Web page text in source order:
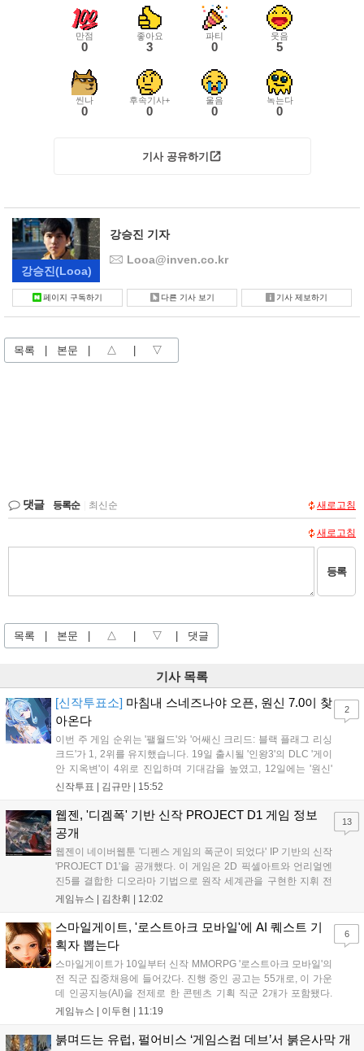
만점
0
좋아요
3
파티
0
웃음
5
씬나
0
후속기사+
0
울음
0
녹는다
0
기사 공유하기
강승진(Looa)
강승진 기자
Looa@inven.co.kr
페이지 구독하기 다른 기사 보기 기사 제보하기
목록 본문 △ ▽
댓글 등록순 최신순 새로고침
새로고침
등록
목록 본문 △ ▽ 댓글
기사 목록
[신작투표소] 마침내 스네즈나야 오픈, 원신 7.0이 찾
아온다
이번 주 게임 순위는 '팰월드'와 '어쌔신 크리드: 블랙 플래그 리싱
크드'가 1, 2위를 유지했습니다. 19일 출시될 '인왕3'의 DLC '게이
안 지옥변'이 4위로 진입하며 기대감을 높였고, 12일에는 '원신'
7.0 업데이트 '신이 사랑하지 않은 설국'이 적용되어 스네즈나야
14일부터 16일까지는 부산 벡스코에서 'BIC 페스티벌 2026' 오프
라인 행사가 개최될 예정입니다....
신작투표 | 김규만 15:52
2
웹젠, '디겜폭' 기반 신작 PROJECT D1 게임 정보
공개
웹젠이 네이버웹툰 '디펜스 게임의 폭군이 되었다' IP 기반의 신작
'PROJECT D1'을 공개했다. 이 게임은 2D 픽셀아트와 언리얼엔
진5를 결합한 디오라마 기법으로 원작 세계관을 구현한 지휘 전
략 RPG다. 탐사와 방어전, 영지 경영 등 핵심 콘텐츠를 담았으며
준비를 시작할 예정이다. 원작의 요새도시 크로스로드 등 주요 연
출도 함께 선보여 기대감을 높였다....
게임뉴스 | 김찬휘 12:02
13
스마일게이트, '로스트아크 모바일'에 AI 퀘스트 기
획자 뽑는다
스마일게이트가 10일부터 신작 MMORPG '로스트아크 모바일'의
전 직군 집중채용에 들어갔다. 진행 중인 공고는 55개로, 이 가운
데 인공지능(AI)을 전제로 한 콘텐츠 기획 직군 2개가 포함됐다.
스마일게이트 채용 사이트에 따르면 이번 채용은 게임기획·게임
역을 아우른다. 공고상 마감일은 이...
게임뉴스 | 이두현 11:19
6
붉며드는 유럽, 펄어비스 ‘게임스컴 데브’서 붉은사막 개